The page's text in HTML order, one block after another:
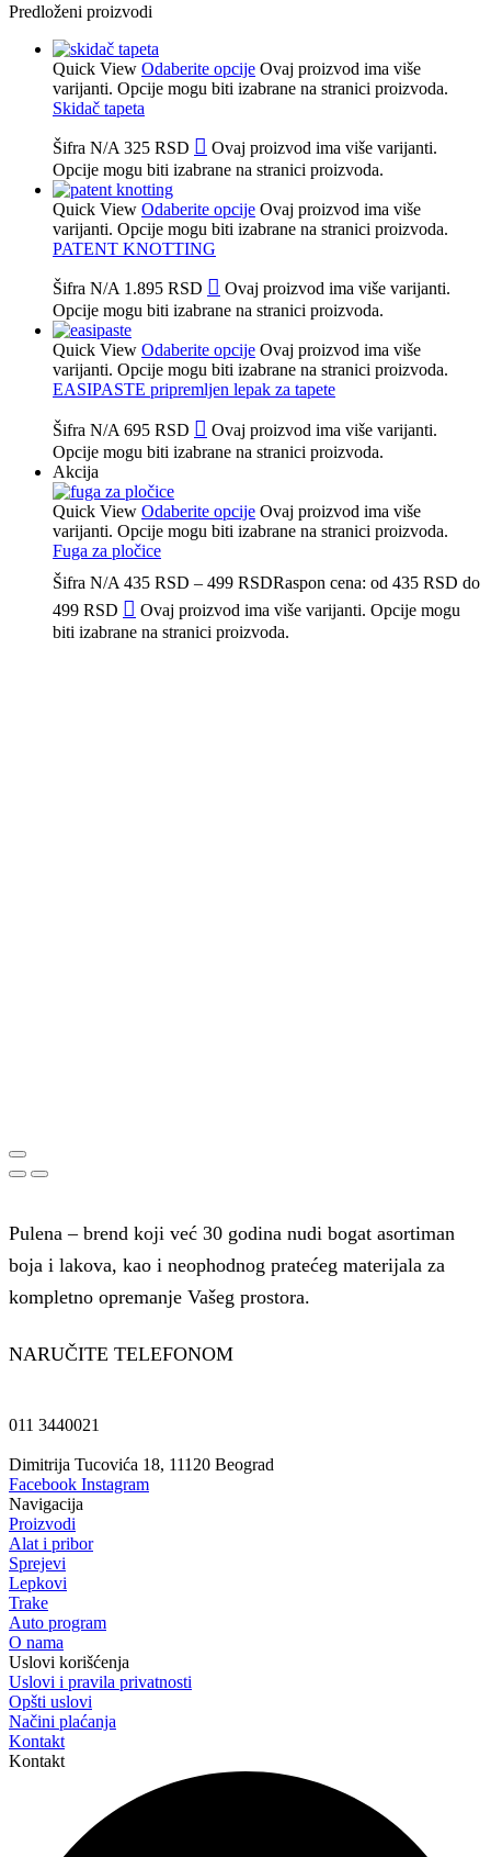
Predloženi proizvodi
Quick View Odaberite opcije Ovaj proizvod ima više
varijanti. Opcije mogu biti izabrane na stranici proizvoda.
Skidač tapeta
Šifra N/A 325 RSD
Ovaj proizvod ima više varijanti.
Opcije mogu biti izabrane na stranici proizvoda.
Quick View Odaberite opcije Ovaj proizvod ima više
varijanti. Opcije mogu biti izabrane na stranici proizvoda.
PATENT KNOTTING
Šifra N/A 1.895 RSD
Ovaj proizvod ima više varijanti.
Opcije mogu biti izabrane na stranici proizvoda.
Quick View Odaberite opcije Ovaj proizvod ima više
varijanti. Opcije mogu biti izabrane na stranici proizvoda.
EASIPASTE pripremljen lepak za tapete
Šifra N/A 695 RSD
Ovaj proizvod ima više varijanti.
Opcije mogu biti izabrane na stranici proizvoda.
Akcija
Quick View Odaberite opcije Ovaj proizvod ima više
varijanti. Opcije mogu biti izabrane na stranici proizvoda.
Fuga za pločice
Šifra N/A 435 RSD – 499 RSDRaspon cena: od 435 RSD do
499 RSD
Ovaj proizvod ima više varijanti. Opcije mogu
biti izabrane na stranici proizvoda.
Pulena – brend koji već 30 godina nudi bogat asortiman
boja i lakova, kao i neophodnog pratećeg materijala za
kompletno opremanje Vašeg prostora.
NARUČITE TELEFONOM
011 3440021
Dimitrija Tucovića 18, 11120 Beograd
Facebook Instagram
Navigacija
Proizvodi
Alat i pribor
Sprejevi
Lepkovi
Trake
Auto program
O nama
Uslovi korišćenja
Uslovi i pravila privatnosti
Opšti uslovi
Načini plaćanja
Kontakt
Kontakt